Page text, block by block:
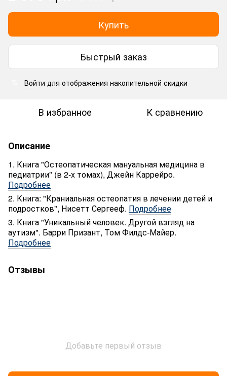
Купить
Быстрый заказ
Войти для отображения накопительной скидки
В избранное К сравнению
Описание
1. Книга "Остеопатическая мануальная медицина в
педиатрии" (в 2-х томах), Джейн Каррейро.
Подробнее
2. Книга: "Краниальная остеопатия в лечении детей и
подростков", Нисетт Сергееф. Подробнее
3. Книга "Уникальный человек. Другой взгляд на
аутизм". Барри Призант, Том Филдс-Майер.
Подробнее
Отзывы
Добавьте первый отзыв